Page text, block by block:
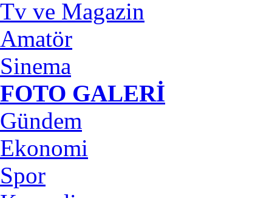
Tv ve Magazin
Amatör
Sinema
FOTO GALERİ
Gündem
Ekonomi
Spor